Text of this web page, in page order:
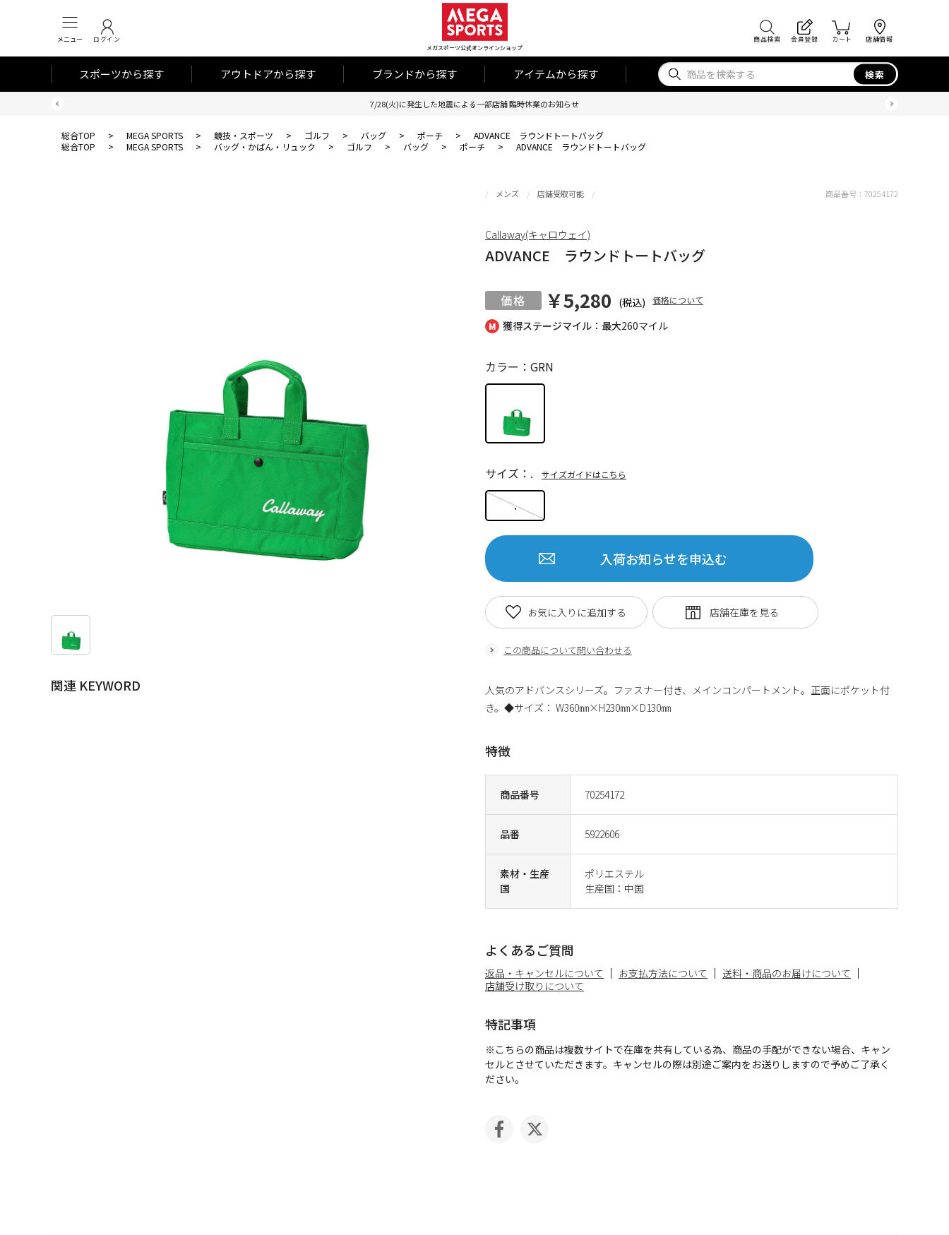
メニュー ログイン
メガスポーツ公式オンラインショップ
商品検索 会員登録 カート 店舗情報
スポーツから探す アウトドアから探す ブランドから探す アイテムから探す 検索
7/28(火)に発生した地震による一部店舗 臨時休業のお知らせ
総合TOP > MEGA SPORTS > 競技・スポーツ > ゴルフ > バッグ > ポーチ >
ADVANCE ラウンドトートバッグ
総合TOP
> MEGA SPORTS > バッグ・かばん・リュック > ゴルフ > バッグ > ポーチ > ADVANCE ラウンドトートバッグ
関連 KEYWORD
獲得ステージマイル：最大260マイル
メンズ 店舗受取可能
ADVANCE ラウンドトートバッグ
￥5,280 (税込) 価格について
商品番号 70254172
品番 5922606
素材・生産
国
ポリエステル
生産国：中国
カラー：GRN
.
サイズ：. サイズガイドはこちら
入荷お知らせを申込む
この商品について問い合わせる
お気に入りに追加する
商品番号： 70254172
Callaway(キャロウェイ)
人気のアドバンスシリーズ。ファスナー付き、メインコンパートメント。正面にポケット付
き。◆サイズ： W360㎜×H230㎜×D130㎜
特徴
よくあるご質問
返品・キャンセルについて お支払方法について
送料・商品のお届けについて
店舗受け取りについて
特記事項
※こちらの商品は複数サイトで在庫を共有している為、商品の手配ができない場合、キャン
セルとさせていただきます。キャンセルの際は別途ご案内をお送りしますので予めご了承く
ださい。